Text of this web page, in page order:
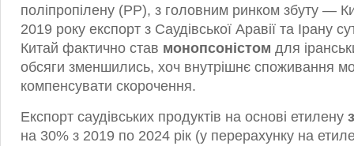
поліпропілену (PP), з головним ринком збуту —
2019 року експорт з Саудівської Аравії та Ірану
Китай фактично став монопсоністом для
обсяги зменшились, хоч внутрішнє споживання
компенсувати скорочення.
Експорт саудівських продуктів на основі етилену
на 30% з 2019 по 2024 рік (у перерахунку на